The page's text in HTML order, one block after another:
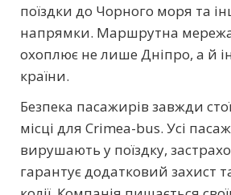
поїздки до Чорного моря та
напрямки. Маршрутна мережа
охоплює не лише Дніпро, а й
країни.
Безпека пасажирів завжди
місці для Crimea-bus. Усі
вирушають у поїздку,
гарантує додатковий захист